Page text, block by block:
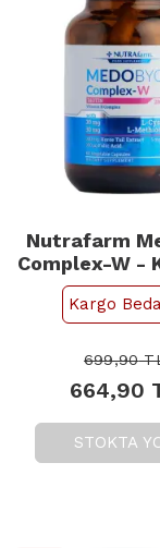
Nutrafarm
Complex-W -
İçin Takviye
60
Kargo
699,90
664,90
STOKTA